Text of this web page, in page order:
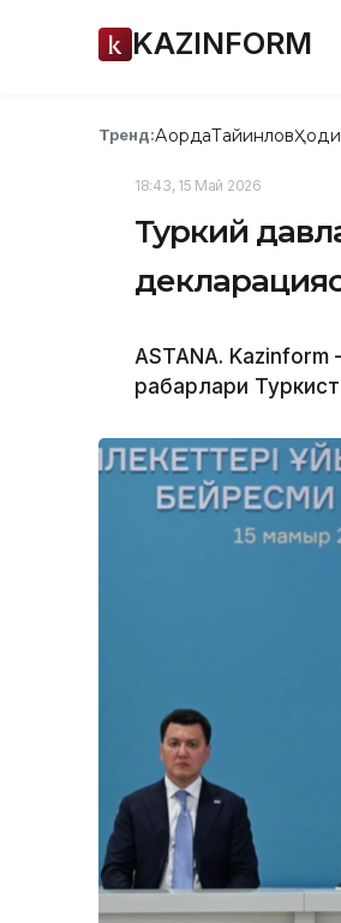
KAZINFORM
Тренд:АқордаТайинлов
18:43, 15 Май 2026
Туркий
ASTANA.
раҳбарлари